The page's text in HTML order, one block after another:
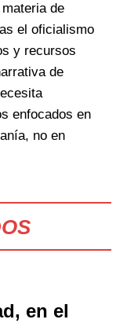
de
el oficialismo
y recursos
de
enfocados en
no en
en el